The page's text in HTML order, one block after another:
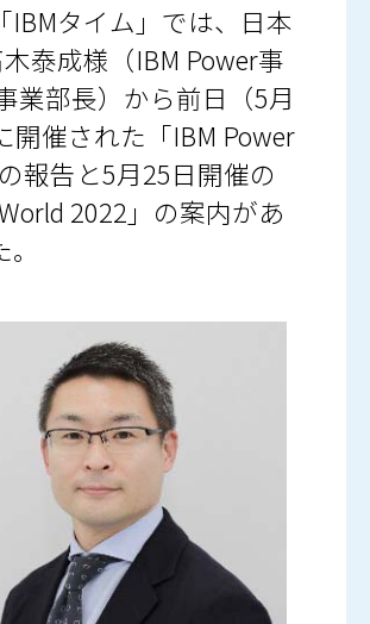
IBMタイム」では、日本
泰成様（IBM Power事
業部長）から前日（5月
開催された「IBM Power
報告と5月25日開催の
World 2022」の案内があ